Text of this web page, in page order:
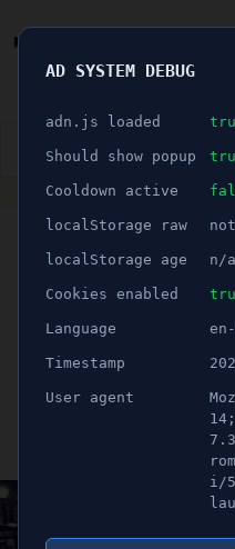
👮🏻‍♂️ BLÅLJUS ÅSIKTER
SENASTE
Kvinna
flera gånger
AD SYSTEM DEBUG
adn.js loaded
Should show popup
Cooldown active
localStorage raw
localStorage age n/a
Cookies enabled
Language en-
Timestamp
User agent
i/